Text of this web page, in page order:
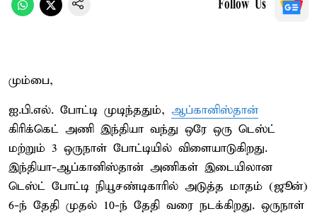
Follow Us
மும்பை,
ஐ.பி.எல். போட்டி முடிந்ததும், ஆப்கானிஸ்தான்
கிரிக்கெட் அணி இந்தியா வந்து ஒரே ஒரு டெஸ்ட்
மற்றும் 3 ஒருநாள் போட்டியில் விளையாடுகிறது.
இந்தியா-ஆப்கானிஸ்தான் அணிகள் இடையிலான
டெஸ்ட் போட்டி நியூசண்டிகாரில் அடுத்த மாதம் (ஜூன்)
6-ந் தேதி முதல் 10-ந் தேதி வரை நடக்கிறது. ஒருநாள்